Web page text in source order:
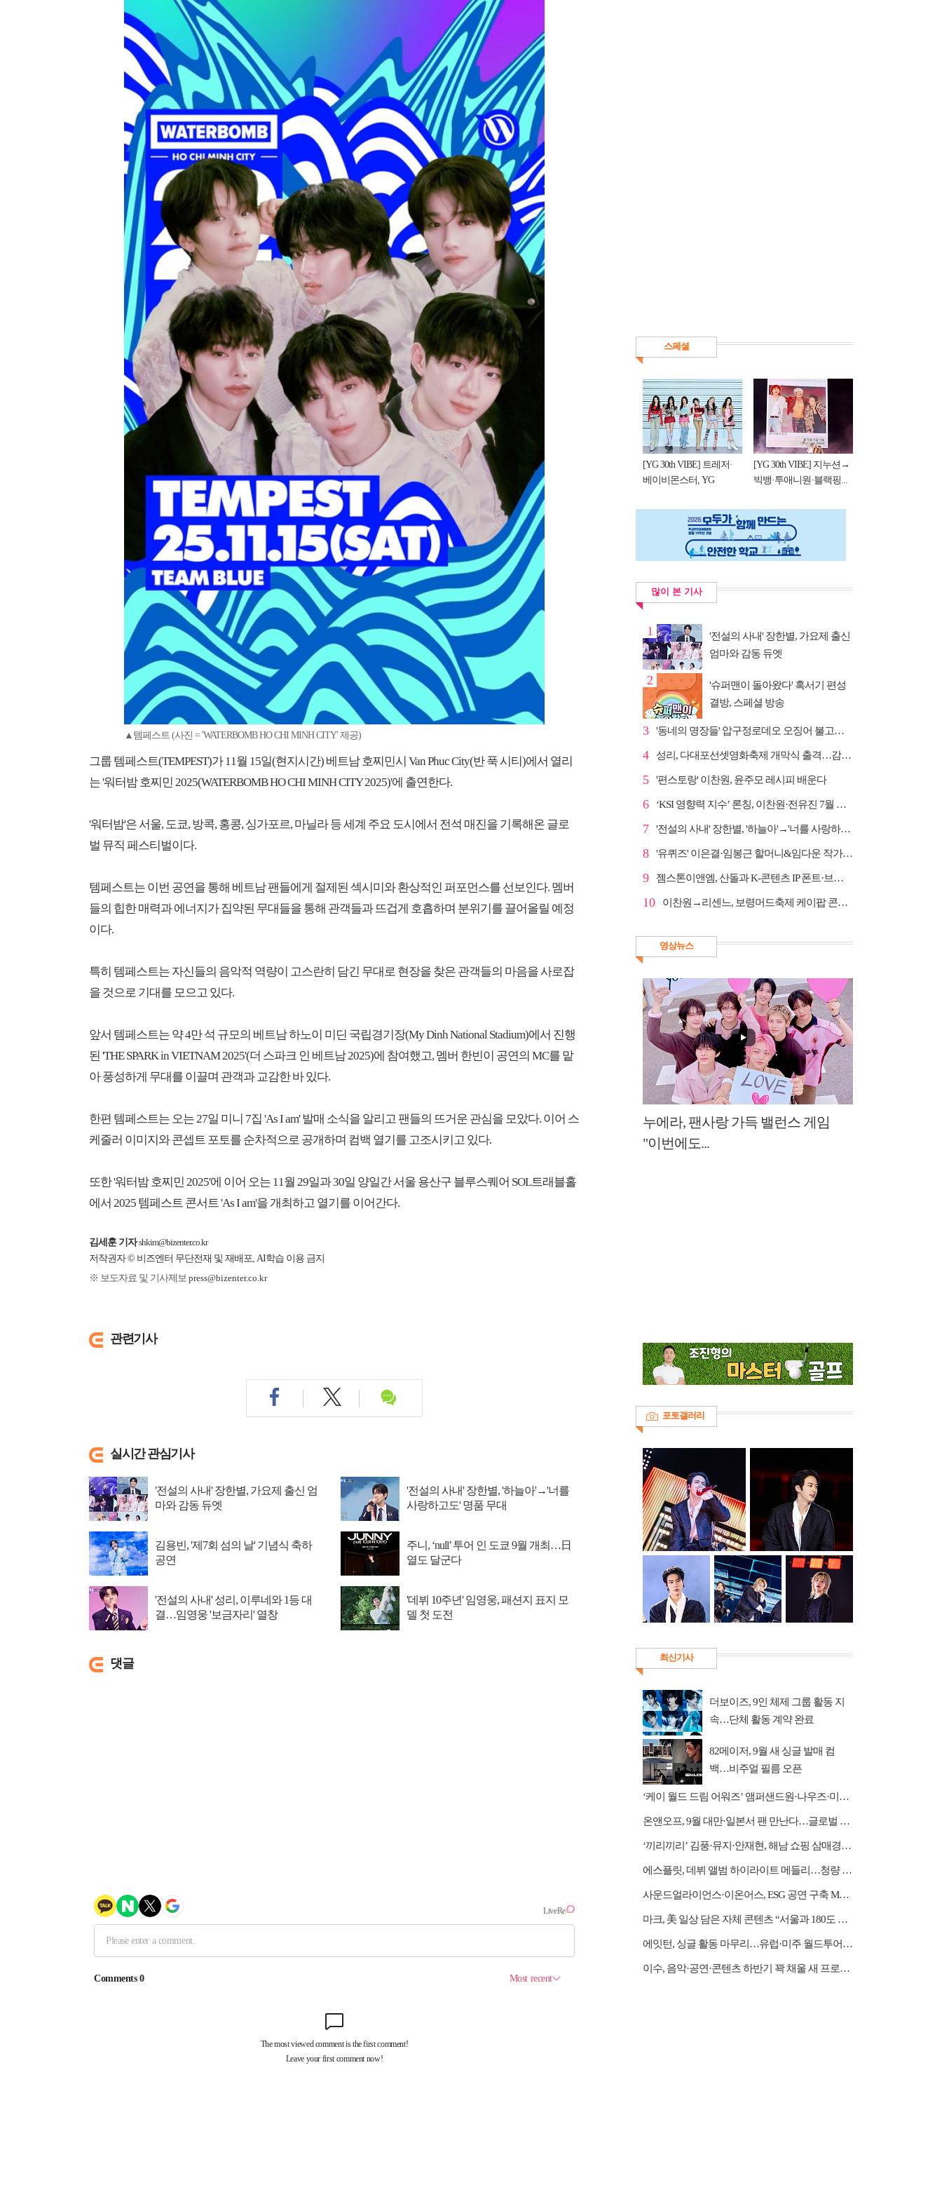
▲템페스트 (사진 = 'WATERBOMB HO CHI MINH CITY' 제공)
그룹 템페스트(TEMPEST)가 11월 15일(현지시간) 베트남 호찌민시 Van Phuc City(반 푹 시티)에서 열리
는 '워터밤 호찌민 2025(WATERBOMB HO CHI MINH CITY 2025)'에 출연한다.
'워터밤'은 서울, 도쿄, 방콕, 홍콩, 싱가포르, 마닐라 등 세계 주요 도시에서 전석 매진을 기록해온 글로
벌 뮤직 페스티벌이다.
템페스트는 이번 공연을 통해 베트남 팬들에게 절제된 섹시미와 환상적인 퍼포먼스를 선보인다. 멤버
들의 힙한 매력과 에너지가 집약된 무대들을 통해 관객들과 뜨겁게 호흡하며 분위기를 끌어올릴 예정
이다.
특히 템페스트는 자신들의 음악적 역량이 고스란히 담긴 무대로 현장을 찾은 관객들의 마음을 사로잡
을 것으로 기대를 모으고 있다.
앞서 템페스트는 약 4만 석 규모의 베트남 하노이 미딘 국립경기장(My Dinh National Stadium)에서 진행
된 'THE SPARK in VIETNAM 2025'(더 스파크 인 베트남 2025)에 참여했고, 멤버 한빈이 공연의 MC를 맡
아 풍성하게 무대를 이끌며 관객과 교감한 바 있다.
한편 템페스트는 오는 27일 미니 7집 'As I am' 발매 소식을 알리고 팬들의 뜨거운 관심을 모았다. 이어 스
케줄러 이미지와 콘셉트 포토를 순차적으로 공개하며 컴백 열기를 고조시키고 있다.
또한 '워터밤 호찌민 2025'에 이어 오는 11월 29일과 30일 양일간 서울 용산구 블루스퀘어 SOL트래블홀
에서 2025 템페스트 콘서트 'As I am'을 개최하고 열기를 이어간다.
김세훈 기자 shkim@bizenter.co.kr
저작권자 © 비즈엔터 무단전재 및 재배포, AI학습 이용 금지
※ 보도자료 및 기사제보 press@bizenter.co.kr
관련기사
실시간 관심기사
'전설의 사내' 장한별, 가요제 출신 엄
마와 감동 듀엣
'전설의 사내' 장한별, '하늘아'→'너를
사랑하고도' 명품 무대
김용빈, '제7회 섬의 날' 기념식 축하
공연
주니, ‘null’ 투어 인 도쿄 9월 개최…日
열도 달군다
'전설의 사내' 성리, 이루네와 1등 대
결…임영웅 '보금자리' 열창
'데뷔 10주년' 임영웅, 패션지 표지 모
델 첫 도전
댓글
스페셜
[YG 30th VIBE] 트레저·
베이비몬스터, YG
[YG 30th VIBE] 지누션→
빅뱅·투애니원·블랙핑...
많이 본 기사
1
'전설의 사내' 장한별, 가요제 출신
엄마와 감동 듀엣
2
'슈퍼맨이 돌아왔다' 혹서기 편성
결방, 스페셜 방송
3 '동네의 명장들' 압구정로데오 오징어 불고기·종로 치...
4 성리, 다대포선셋영화축제 개막식 출격…감성 라이브 예고
5 '편스토랑' 이찬원, 윤주모 레시피 배운다
6 ‘KSI 영향력 지수’ 론칭, 이찬원·전유진 7월 차트 남녀...
7 '전설의 사내' 장한별, '하늘아'→'너를 사랑하고도' 명...
8 '유퀴즈' 이은결·임봉근 할머니&임다운 작가·이승철, '...
9 젬스톤이앤엠, 산돌과 K-콘텐츠 IP 폰트·브랜드 사업 M...
10 이찬원→리센느, 보령머드축제 케이팝 콘서트 라인업 안...
영상뉴스
누에라, 팬사랑 가득 밸런스 게임
"이번에도...
포토갤러리
최신기사
더보이즈, 9인 체제 그룹 활동 지
속…단체 활동 계약 완료
82메이저, 9월 새 싱글 발매 컴
백…비주얼 필름 오픈
‘케이 월드 드림 어워즈’ 앰퍼샌드원·나우즈·미야오·하츠투하츠·아이딧 합류
온앤오프, 9월 대만·일본서 팬 만난다…글로벌 행보 박차
‘끼리끼리’ 김풍·뮤지·안재현, 해남 쇼핑 삼매경→바비큐 먹방 ‘케미 폭발’
에스플릿, 데뷔 앨범 하이라이트 메들리…청량 매력 사운드
사운드얼라이언스·이온어스, ESG 공연 구축 MOU…‘서스테이너블 웨이브’서 첫 적용
마크, 美 일상 담은 자체 콘텐츠 “서울과 180도 다른 삶”
에잇턴, 싱글 활동 마무리…유럽·미주 월드투어 글로벌 영토 확장
이수, 음악·공연·콘텐츠 하반기 꽉 채울 새 프로젝트 돌입